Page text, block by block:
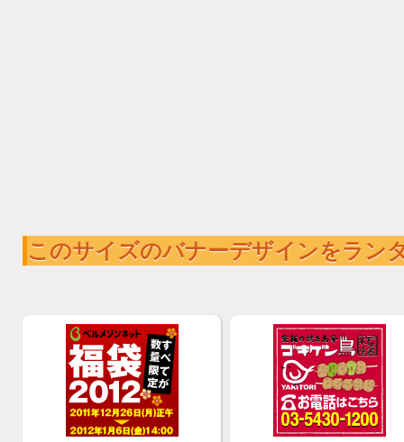
このサイズのバナーデザインをラン